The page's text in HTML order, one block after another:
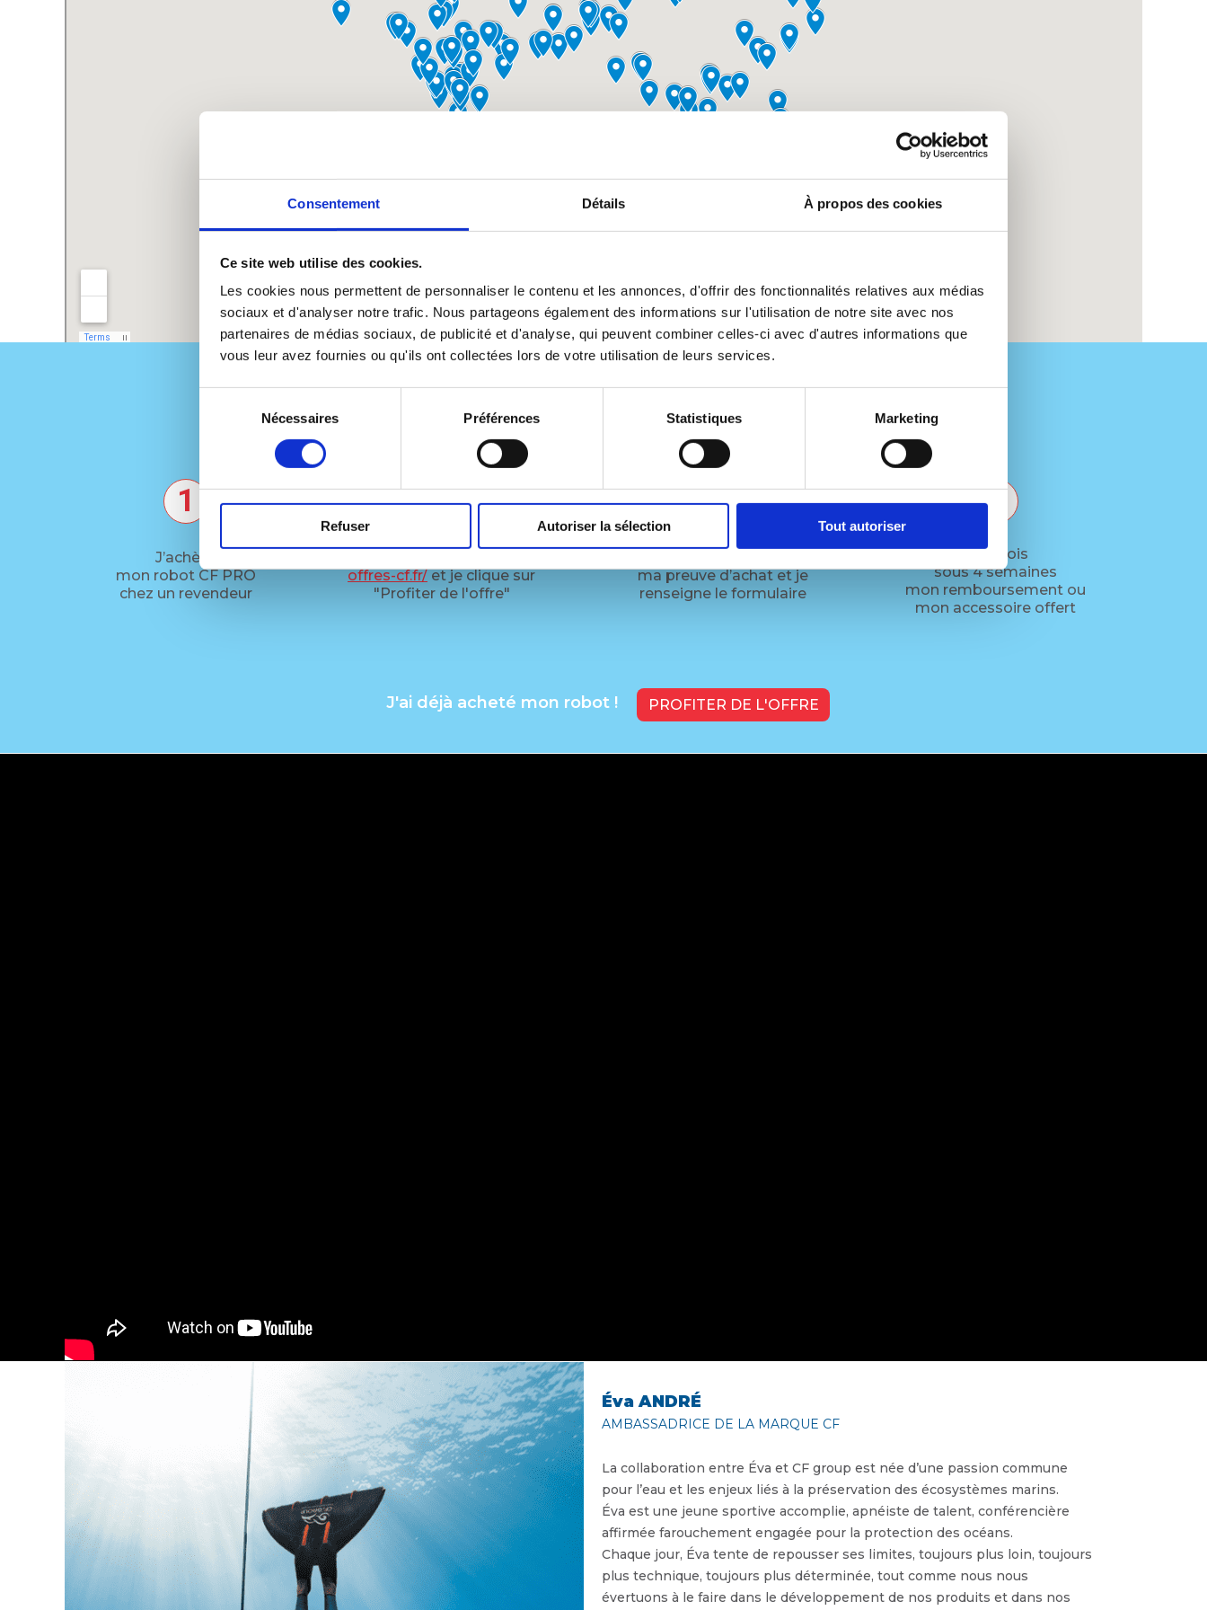
Consentement Détails À propos des cookies
Ce site web utilise des cookies.
Les cookies nous permettent de personnaliser le contenu et les annonces, d'offrir des fonctionnalités relatives aux médias
sociaux et d'analyser notre trafic. Nous partageons également des informations sur l'utilisation de notre site avec nos
partenaires de médias sociaux, de publicité et d'analyse, qui peuvent combiner celles-ci avec d'autres informations que
vous leur avez fournies ou qu'ils ont collectées lors de votre utilisation de leurs services.
consentement
Nécessaires Préférences Statistiques Marketing
Refuser Autoriser la sélection Tout autoriser
J'ai déjà acheté mon robot !
COMMENT PROFITER DE L'OFFRE ?
1
J’achète
mon robot CF PRO
chez un revendeur
ma preuve d’achat et je
renseigne le formulaire
offres-cf.fr/ et je clique sur
"Profiter de l'offre"
Je reçois
sous 4 semaines
mon remboursement ou
mon accessoire offert
2 3 4
PROFITER DE L'OFFRE
La collaboration entre Éva et CF group est née d’une passion commune
pour l’eau et les enjeux liés à la préservation des écosystèmes marins.
Éva est une jeune sportive accomplie, apnéiste de talent, conférencière
affirmée farouchement engagée pour la protection des océans.
Chaque jour, Éva tente de repousser ses limites, toujours plus loin, toujours
plus technique, toujours plus déterminée, tout comme nous nous
évertuons à le faire dans le développement de nos produits et dans nos
Éva ANDRÉ
AMBASSADRICE DE LA MARQUE CF